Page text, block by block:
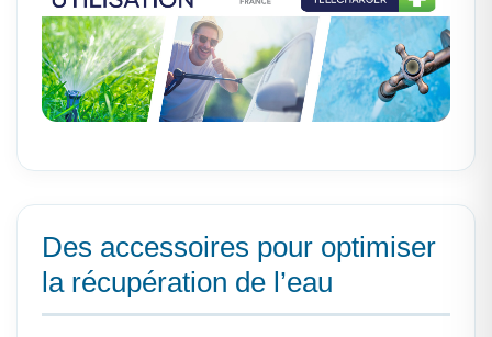
Des accessoires pour optimiser
la récupération de l’eau